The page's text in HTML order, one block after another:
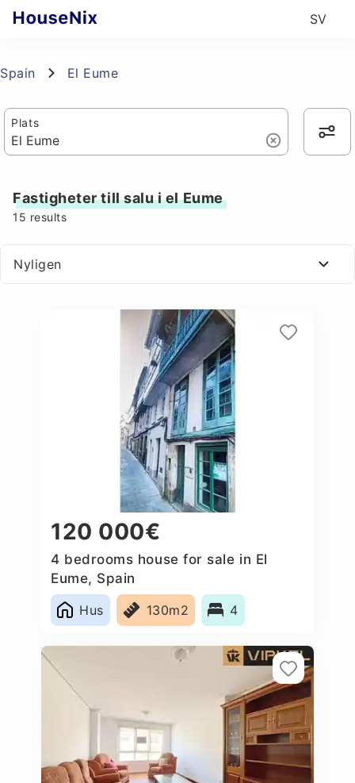
SV
Spain El Eume
Plats
Fastigheter till salu i el Eume
15 results
Nyligen
120 000€
4 bedrooms house for sale in El
Eume, Spain
Hus
130m2 4